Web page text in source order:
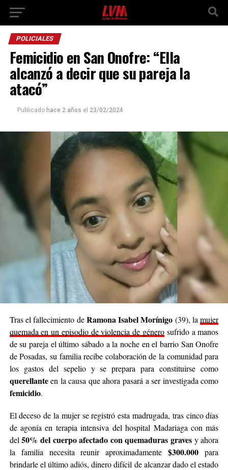
POLICIALES
Femicidio en San Onofre: “Ella
alcanzó a decir que su pareja la
atacó”
Publicado hace 2 años el 23/02/2024
Tras el fallecimiento deRamona Isabel Morínigo (39), lamujer
quemada en un episodio de violencia de género sufrido a manos
de su pareja el último sábado a la noche en el barrio San Onofre
de Posadas, su familia recibe colaboración de la comunidad para
los gastos del sepelio y se prepara para constituirse como
querellanteen la causa que ahora pasará a ser investigada como
femicidio.
El deceso de la mujer se registró esta madrugada, tras cinco días
de agonía en terapia intensiva del hospital Madariaga con más
del50% del cuerpo afectado con quemaduras graves y ahora
la familia necesita reunir aproximadamente$300.000 para
brindarle el último adiós, dinero difícil de alcanzar dado el estado